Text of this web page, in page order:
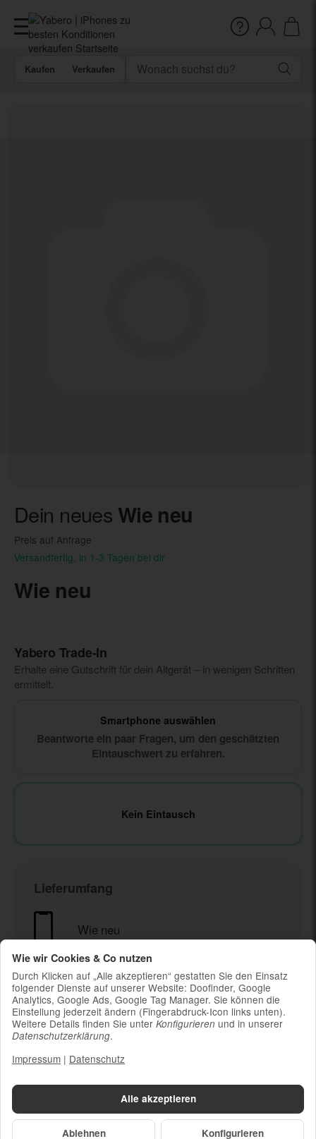
Kaufen Verkaufen
Dein neues Wie neu
Preis auf Anfrage
Versandfertig, in 1-3 Tagen bei dir
Wie neu
Yabero Trade‑In
Erhalte eine Gutschrift für dein Altgerät – in wenigen Schritten
ermittelt.
Smartphone auswählen
Beantworte ein paar Fragen, um den geschätzten
Eintauschwert zu erfahren.
Kein Eintausch
Lieferumfang
Wie neu
Ladekabel (ohne Ladestecker)
Um die Nachhaltigkeit zu unterstützen und
weil die meisten neueren Smartphones
kabelloses Laden ermöglichen, ist kein
Ladestecker im Lieferumfang enthalten
Wie neu
Alle akzeptieren
Ablehnen Konfigurieren
Wie wir Cookies & Co nutzen
Durch Klicken auf „Alle akzeptieren“ gestatten Sie den Einsatz
folgender Dienste auf unserer Website: Doofinder, Google
Analytics, Google Ads, Google Tag Manager. Sie können die
Einstellung jederzeit ändern (Fingerabdruck-Icon links unten).
Weitere Details finden Sie unter Konfigurieren und in unserer
Datenschutzerklärung.
Impressum | Datenschutz